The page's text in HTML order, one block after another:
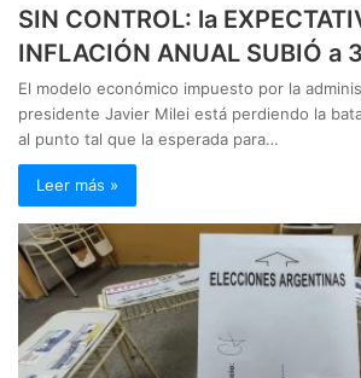
SIN CONTROL: la
INFLACIÓN ANUAL SUBIÓ a
El modelo económico impuesto por la
presidente Javier Milei está perdiendo la
al punto tal que la esperada para…
Leer más »